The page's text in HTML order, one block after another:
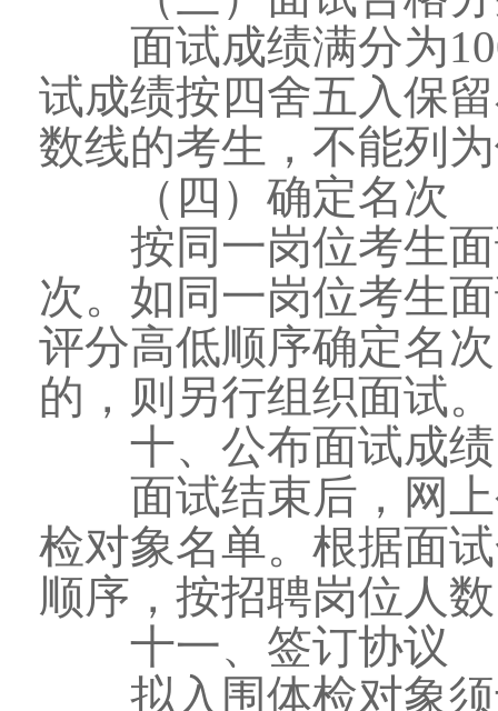
面试成绩满分为
试成绩按四舍五入保
数线的考生，不能列
（四）确定名次
按同一岗位考生面
次。如同一岗位考生
评分高低顺序确定名
的，则另行组织面试。
十、公布面试成绩
面试结束后，网上
检对象名单。根据面
顺序，按招聘岗位人
十一、签订协议
拟入围体检对象须